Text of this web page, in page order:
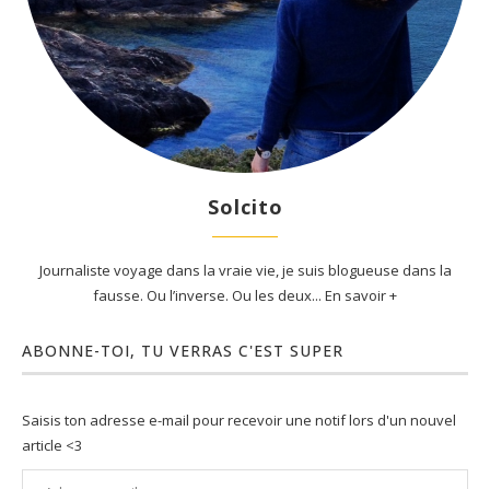
Solcito
Journaliste voyage dans la vraie vie, je suis blogueuse dans la
fausse. Ou l’inverse. Ou les deux... En savoir +
ABONNE-TOI, TU VERRAS C'EST SUPER
Saisis ton adresse e-mail pour recevoir une notif lors d'un nouvel
article <3
Adresse